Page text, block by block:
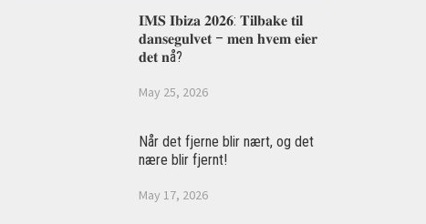
𝐈𝐌𝐒 𝐈𝐛𝐢𝐳𝐚 𝟐𝟎𝟐𝟔: 𝐓𝐢𝐥𝐛𝐚𝐤𝐞 𝐭𝐢𝐥
𝐝𝐚𝐧𝐬𝐞𝐠𝐮𝐥𝐯𝐞𝐭 – 𝐦𝐞𝐧 𝐡𝐯𝐞𝐦 𝐞𝐢𝐞𝐫
𝐝𝐞𝐭 𝐧å?
May 25, 2026
Når det fjerne blir nært, og det
nære blir fjernt!
May 17, 2026